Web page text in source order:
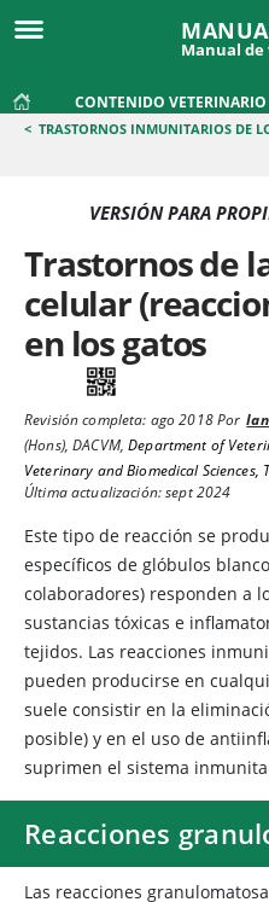
Manual
CONTENIDO VETERINARIO
< TRASTORNOS INMUNITARIOS DE
VERSIÓN PARA
Trastornos de
celular
en los gatos
Revisión completa: ago 2018Por
(Hons), DACVM,Department of
Veterinary and Biomedical Sciences,
Última actualización: sept 2024
Este tipo de reacción se
específicos de glóbulos
colaboradores) responden a
sustancias tóxicas e
tejidos. Las reacciones
pueden producirse en
suele consistir en la
posible) y en el uso de
suprimen el sistema
Reacciones
Las reacciones